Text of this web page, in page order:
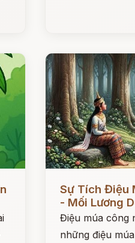
Sự Tích Điệu
- Mối Lương
Điệu múa công
những điệu